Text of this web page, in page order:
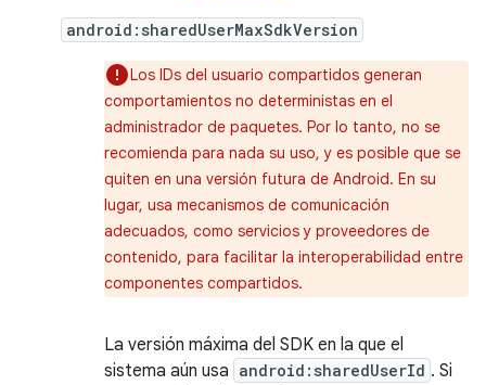
android:sharedUserMaxSdkVersion
Los IDs del usuario compartidos generan
comportamientos no deterministas en el
administrador de paquetes. Por lo tanto, no se
recomienda para nada su uso, y es posible que se
quiten en una versión futura de Android. En su
lugar, usa mecanismos de comunicación
adecuados, como servicios y proveedores de
contenido, para facilitar la interoperabilidad entre
componentes compartidos.
La versión máxima del SDK en la que el
sistema aún usa android:sharedUserId . Si